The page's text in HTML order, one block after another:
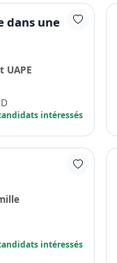
dans une
UAPE
intéressés
intéressés